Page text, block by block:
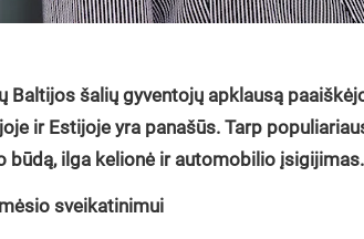
Baltijos šalių gyventojų apklausą
ir Estijoje yra panašūs. Tarp
būdą, ilga kelionė ir automobilio įsigijimas.
sveikatinimui